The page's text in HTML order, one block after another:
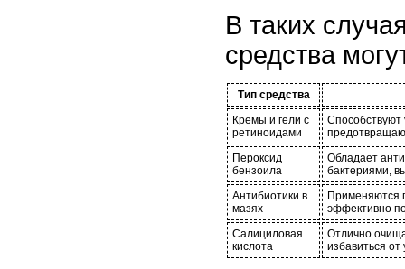
В таких
средства
Тип средства
Кремы и гели с
ретиноидами
Способствуют
Пероксид
бензоила
Обладает
бактериями,
Антибиотики в
мазях
Применяются
эффективно
Салициловая
кислота
Отлично
избавиться от